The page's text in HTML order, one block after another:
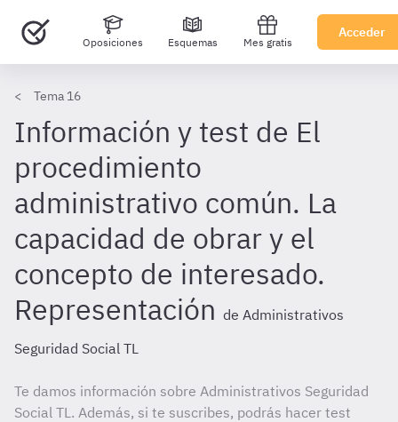
Oposiciones Esquemas Mes gratis
Acceder
Tema 16
Información y test de El
procedimiento
administrativo común. La
capacidad de obrar y el
concepto de interesado.
Representación de Administrativos
Seguridad Social TL
Te damos información sobre Administrativos Seguridad
Social TL. Además, si te suscribes, podrás hacer test